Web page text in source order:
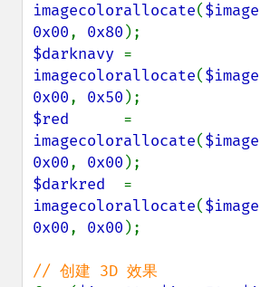
imagecolorallocate($image
0x00, 0x80
$darknavy
imagecolorallocate($image
0x00, 0x50
$red
imagecolorallocate($image
0x00, 0x00
$darkred
imagecolorallocate($image
0x00, 0x00 );